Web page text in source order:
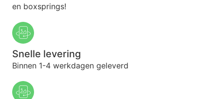
en boxsprings!
Snelle levering
Binnen 1-4 werkdagen geleverd